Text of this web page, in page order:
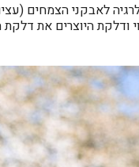
לאבקני הצמחים
ודלקת היוצרים את